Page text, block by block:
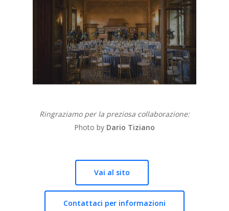
Ringraziamo per la preziosa collaborazione:
Photo by Dario Tiziano
Vai al sito
Contattaci per informazioni